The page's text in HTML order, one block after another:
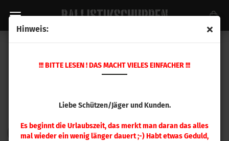
Hinweis:
!!! BITTE LESEN ! DAS MACHT VIELES EINFACHER !!!
Liebe Schützen/Jäger und Kunden.
Es beginnt die Urlaubszeit, das merkt man daran das alles
mal wieder ein wenig länger dauert ;-) Habt etwas Geduld,
Sortieren nach
Sortieren nach 48 pro Seite
pro Seite